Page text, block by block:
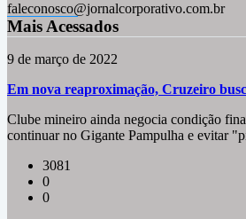
faleconosco@jornalcorporativo.com.br
Mais Acessados
9 de março de 2022
Em nova reaproximação, Cruzeiro
Clube mineiro ainda negocia condição
continuar no Gigante Pampulha e evitar
3081
0
0